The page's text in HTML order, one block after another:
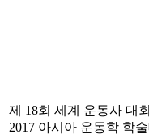
제 18회 세계 운동사 대회
2017 아시아 운동학 학술